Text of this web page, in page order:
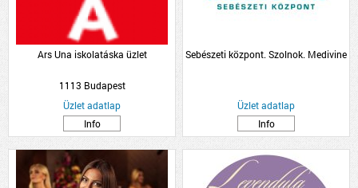
Ars Una iskolatáska üzlet
1113 Budapest
Üzlet adatlap
Info
Sebészeti központ. Szolnok. Medivine
Üzlet adatlap
Info